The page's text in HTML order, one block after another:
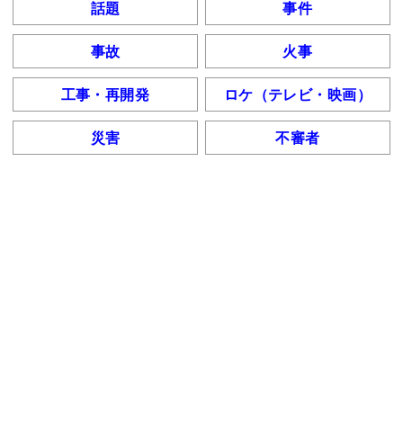
話題 事件
事故 火事
工事・再開発 ロケ（テレビ・映画）
災害 不審者